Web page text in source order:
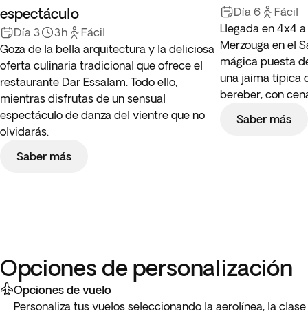
espectáculo
Día 3 3h
Fácil
Goza de la bella arquitectura y la deliciosa
oferta culinaria tradicional que ofrece el
restaurante Dar Essalam. Todo ello,
mientras disfrutas de un sensual
espectáculo de danza del vientre que no
olvidarás.
Saber más
Día 6
Fácil
Llegada en 4x4
Merzouga en el
mágica puesta
una jaima típica
bereber, con
Saber más
Opciones de personalización
Opciones de vuelo
Personaliza tus vuelos seleccionando la aerolínea, la clase